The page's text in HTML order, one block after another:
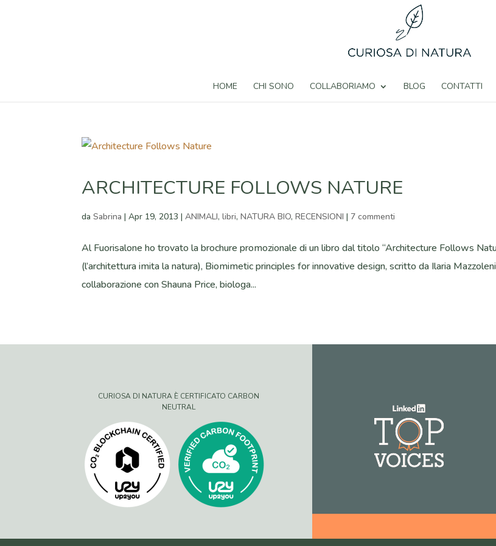
HOME CHI SONO COLLABORIAMO BLOG CONTATTI
ARCHITECTURE FOLLOWS NATURE
daSabrina |Apr 19, 2013 |ANIMALI,libri,NATURA BIO,RECENSIONI | 7 commenti
Al Fuorisalone ho trovato la brochure promozionale di un libro dal titolo “Architecture Follows
(l’architettura imita la natura), Biomimetic principles for innovative design, scritto da Ilaria
collaborazione con Shauna Price, biologa...
CURIOSA DI NATURA È CERTIFICATO CARBON
NEUTRAL